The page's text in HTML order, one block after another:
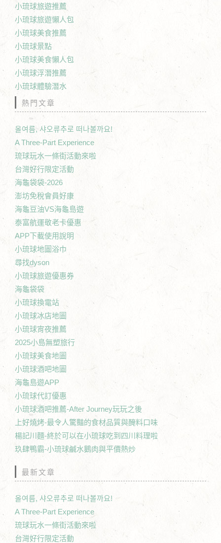
小琉球旅遊推薦
小琉球旅遊懶人包
小琉球美食推薦
小琉球景點
小琉球美食懶人包
小琉球浮潛推薦
小琉球體驗潛水
熱門文章
올여름, 샤오류추로 떠나볼까요!
A Three-Part Experience
琉球玩水一條街活動來啦
台灣好行限定活動
海龜袋袋-2026
澎坊免稅會員好康
海龜豆油VS海龜島遊
泰富航運敬老卡優惠
APP下載使用說明
小琉球地圖浴巾
尋找dyson
小琉球旅遊優惠券
海龜袋袋
小琉球換電站
小琉球冰店地圖
小琉球宵夜推薦
2025小島無塑旅行
小琉球美食地圖
小琉球酒吧地圖
海龜島遊APP
小琉球代訂優惠
小琉球酒吧推薦-After Journey玩玩之後
上好燒烤-最令人驚豔的食材品質與醃料口味
楊記川麵-終於可以在小琉球吃到四川料理啦
玖肆鴨霸-小琉球鹹水鵝肉與平價熱炒
最新文章
올여름, 샤오류추로 떠나볼까요!
A Three-Part Experience
琉球玩水一條街活動來啦
台灣好行限定活動